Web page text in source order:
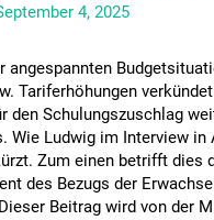
4, 2025
Tariferhöhungen
den Schulungszuschlag
Wie Ludwig im Interview
Zum einen betrifft dies
des Bezugs der
Beitrag wird von der